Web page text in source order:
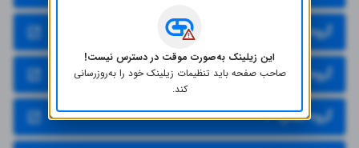
گروه شماره ۲
گروه شماره ۳
گروه شماره ۴
این زیلینک به‌صورت موقت در دسترس نیست!
صاحب صفحه باید تنظیمات زیلینک خود را به‌روز‌رسانی
کند.